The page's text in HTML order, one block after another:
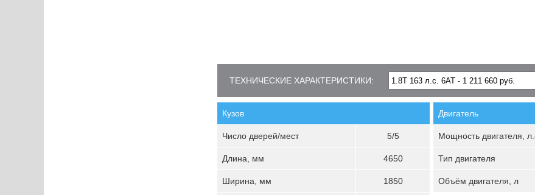
ТЕХНИЧЕСКИЕ ХАРАКТЕРИСТИКИ:
Кузов
Число дверей/мест 5/5
Длина, мм 4650
Ширина, мм 1850
Двигатель
Мощность двигателя,
Тип двигателя
Объём двигателя, л